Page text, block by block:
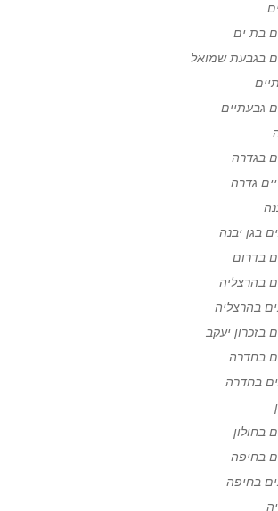
בת ים
בגבעת שמואל
גבעתיים
בגדרה
גדרה
בגן יבנה
בדרום
בהרצליה
בהרצליה
בזכרון יעקב
בחדרה
בחדרה
בחולון
בחיפה
בחיפה